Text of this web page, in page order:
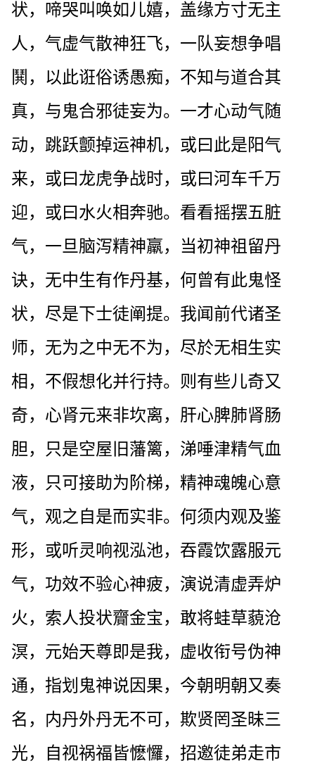
状，啼哭叫唤如儿嬉，盖缘方寸无主
人，气虚气散神狂飞，一队妄想争唱
鬨，以此诳俗诱愚痴，不知与道合其
真，与鬼合邪徒妄为。一才心动气随
动，跳跃颤掉运神机，或曰此是阳气
来，或曰龙虎争战时，或曰河车千万
迎，或曰水火相奔驰。看看摇摆五脏
气，一旦脑泻精神羸，当初神祖留丹
诀，无中生有作丹基，何曾有此鬼怪
状，尽是下士徒阐提。我闻前代诸圣
师，无为之中无不为，尽於无相生实
相，不假想化并行持。则有些儿奇又
奇，心肾元来非坎离，肝心脾肺肾肠
胆，只是空屋旧藩篱，涕唾津精气血
液，只可接助为阶梯，精神魂魄心意
气，观之自是而实非。何须内观及鉴
形，或听灵响视泓池，吞霞饮露服元
气，功效不验心神疲，演说清虚弄炉
火，索人投状齎金宝，敢将蛙草藐沧
溟，元始天尊即是我，虚收衔号伪神
通，指划鬼神说因果，今朝明朝又奏
名，内丹外丹无不可，欺贤罔圣昧三
光，自视祸福皆懡㦬，招邀徒弟走市